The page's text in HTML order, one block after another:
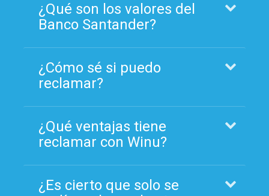
¿Qué son los valores del
Banco Santander?
¿Cómo sé si puedo
reclamar?
¿Qué ventajas tiene
reclamar con Winu?
¿Es cierto que solo se